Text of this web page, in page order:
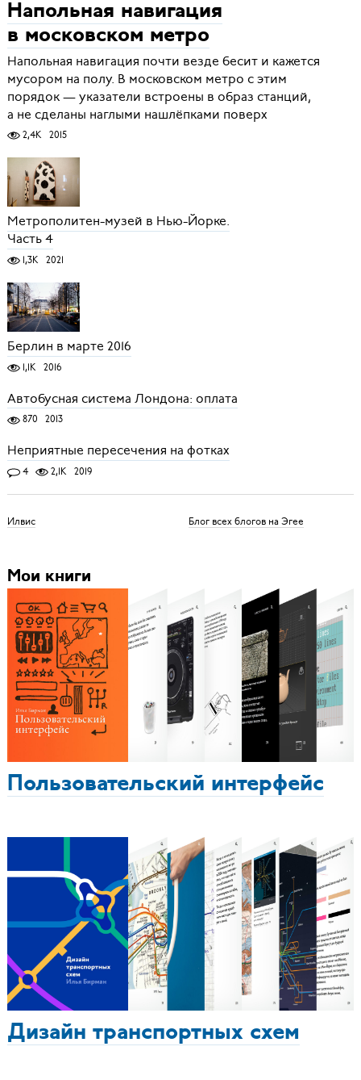
Напольная навигация
в московском метро
Напольная навигация почти везде бесит и кажется
мусором на полу. В московском метро с этим
порядок — указатели встроены в образ станций,
а не сделаны наглыми нашлёпками поверх
2,4K 2015
Метрополитен-музей в Нью-Йорке.
Часть 4
1,3K 2021
Берлин в марте 2016
1,1K 2016
Автобусная система Лондона: оплата
870 2013
Неприятные пересечения на фотках
4 2,1K 2019
Илвис Блог всех блогов на Эгее
Мои книги
Пользовательский интерфейс
Дизайн транспортных схем